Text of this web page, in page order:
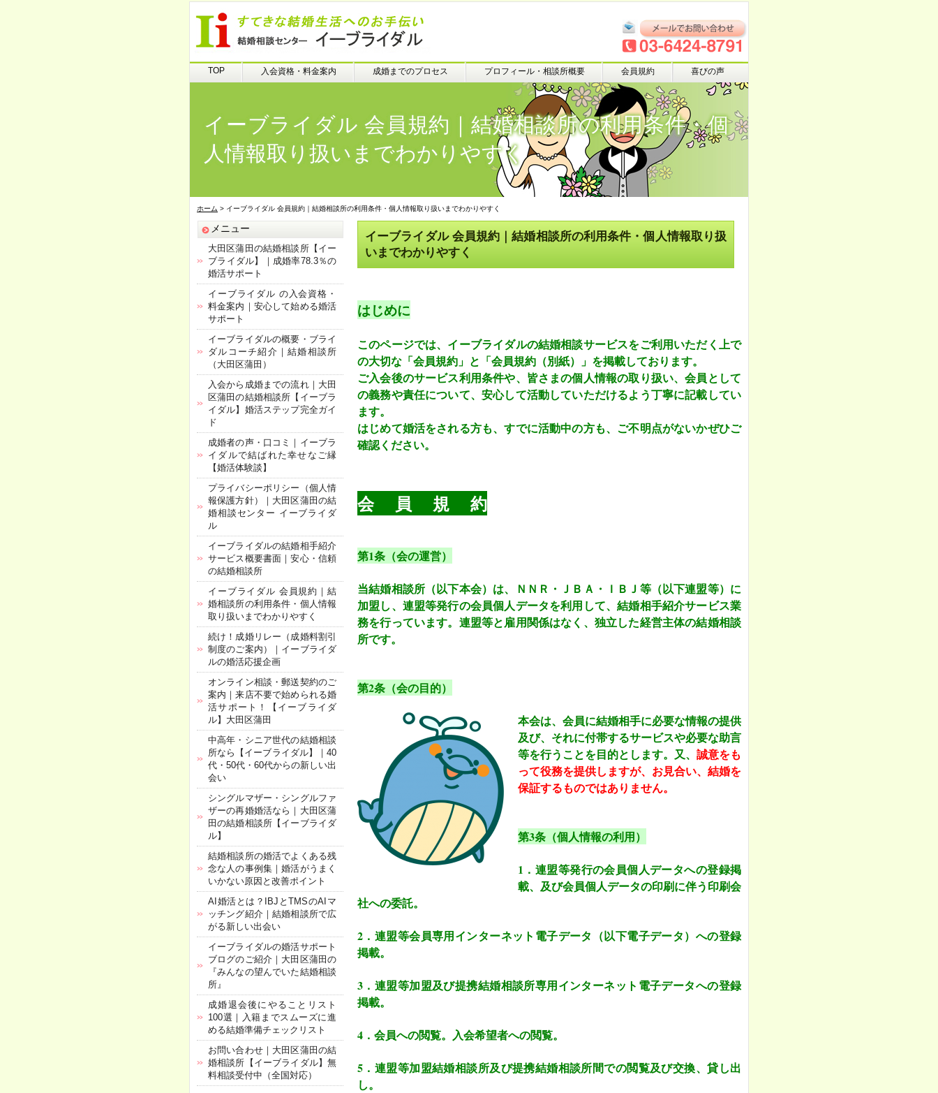
TOP 入会資格・料金案内 成婚までのプロセス プロフィール・相談所概要 会員規約 喜びの声
イーブライダル 会員規約｜結婚相談所の利用条件・個
人情報取り扱いまでわかりやすく
ホーム > イーブライダル 会員規約｜結婚相談所の利用条件・個人情報取り扱いまでわかりやすく
イーブライダル 会員規約｜結婚相談所の利用条件・個人情報取り扱
いまでわかりやすく
はじめに
このページでは、イーブライダルの結婚相談サービスをご利用いただく上で
の大切な「会員規約」と「会員規約（別紙）」を掲載しております。
ご入会後のサービス利用条件や、皆さまの個人情報の取り扱い、会員として
の義務や責任について、安心して活動していただけるよう丁寧に記載してい
ます。
はじめて婚活をされる方も、すでに活動中の方も、ご不明点がないかぜひご
確認ください。
会 員 規 約
第1条（会の運営）
当結婚相談所（以下本会）は、ＮＮＲ・ＪＢＡ・ＩＢＪ等（以下連盟等）に
加盟し、連盟等発行の会員個人データを利用して、結婚相手紹介サービス業
務を行っています。連盟等と雇用関係はなく、独立した経営主体の結婚相談
所です。
第2条（会の目的）
本会は、会員に結婚相手に必要な情報の提供
及び、それに付帯するサービスや必要な助言
等を行うことを目的とします。又、 誠意をも
って役務を提供しますが、お見合い、結婚を
保証するものではありません。
第3条（個人情報の利用）
1 ．連盟等発行の会員個人データへの登録掲
載、及び会員個人データの印刷に伴う印刷会
社への委託。
2 ．連盟等会員専用インターネット電子データ（以下電子データ）への登録
掲載。
3 ．連盟等加盟及び提携結婚相談所専用インターネット電子データへの登録
掲載。
4 ．会員への閲覧。入会希望者への閲覧。
5 ．連盟等加盟結婚相談所及び提携結婚相談所間での閲覧及び交換、貸し出
し。
メニュー
大田区蒲田の結婚相談所【イー
ブライダル】｜成婚率78.3％の
婚活サポート
イーブライダル の入会資格・
料金案内｜安心して始める婚活
サポート
イーブライダルの概要・ブライ
ダルコーチ紹介｜結婚相談所
（大田区蒲田）
入会から成婚までの流れ｜大田
区蒲田の結婚相談所【イーブラ
イダル】婚活ステップ完全ガイ
ド
成婚者の声・口コミ｜イーブラ
イダルで結ばれた幸せなご縁
【婚活体験談】
プライバシーポリシー（個人情
報保護方針）｜大田区蒲田の結
婚相談センター イーブライダ
ル
イーブライダルの結婚相手紹介
サービス概要書面｜安心・信頼
の結婚相談所
イーブライダル 会員規約｜結
婚相談所の利用条件・個人情報
取り扱いまでわかりやすく
続け！成婚リレー（成婚料割引
制度のご案内）｜イーブライダ
ルの婚活応援企画
オンライン相談・郵送契約のご
案内｜来店不要で始められる婚
活サポート！【イーブライダ
ル】大田区蒲田
中高年・シニア世代の結婚相談
所なら【イーブライダル】｜40
代・50代・60代からの新しい出
会い
シングルマザー・シングルファ
ザーの再婚婚活なら｜大田区蒲
田の結婚相談所【イーブライダ
ル】
結婚相談所の婚活でよくある残
念な人の事例集｜婚活がうまく
いかない原因と改善ポイント
AI婚活とは？IBJとTMSのAIマ
ッチング紹介｜結婚相談所で広
がる新しい出会い
イーブライダルの婚活サポート
ブログのご紹介｜大田区蒲田の
『みんなの望んでいた結婚相談
所』
成婚退会後にやることリスト
100選｜入籍までスムーズに進
める結婚準備チェックリスト
お問い合わせ｜大田区蒲田の結
婚相談所【イーブライダル】無
料相談受付中（全国対応）